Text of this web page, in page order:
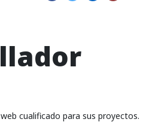
cualificado para sus proyectos.